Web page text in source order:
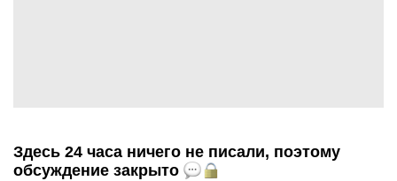
Здесь 24 часа ничего не писали, поэтому
обсуждение закрыто